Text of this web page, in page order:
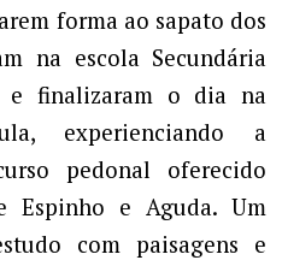
forma ao sapato dos
na escola Secundária
e finalizaram o dia na
experienciando a
pedonal oferecido
Espinho e Aguda. Um
com paisagens e